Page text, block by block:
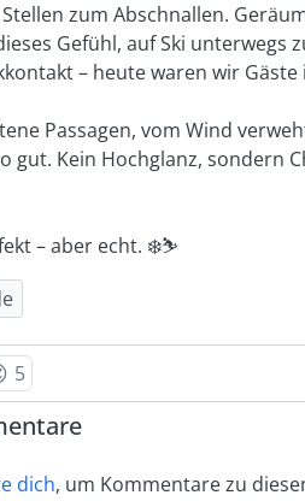
Stellen zum Abschnallen.
Gefühl, auf Ski unterwegs
– heute waren wir
Passagen, vom Wind
gut. Kein Hochglanz, sondern
– aber echt. ❄️⛷️
5
dich, um Kommentare zu